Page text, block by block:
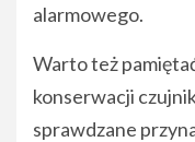
alarmowego.
Warto też
konserwacji
sprawdzane